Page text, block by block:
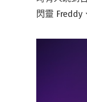
閃靈 Freddy